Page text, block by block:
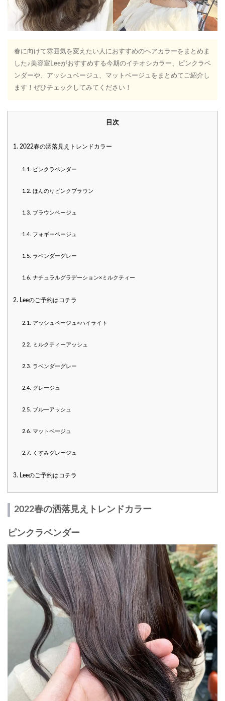
春に向けて雰囲気を変えたい人におすすめのヘアカラーをまとめま
した♪美容室Leeがおすすめする今期のイチオシカラー、ピンクラベ
ンダーや、アッシュベージュ、マットベージュをまとめてご紹介し
ます！ぜひチェックしてみてください！
目次
1. 2022春の洒落見えトレンドカラー
1.1. ピンクラベンダー
1.2. ほんのりピンクブラウン
1.3. ブラウンベージュ
1.4. フォギーベージュ
1.5. ラベンダーグレー
1.6. ナチュラルグラデーション×ミルクティー
2. Leeのご予約はコチラ
2.1. アッシュベージュ×ハイライト
2.2. ミルクティーアッシュ
2.3. ラベンダーグレー
2.4. グレージュ
2.5. ブルーアッシュ
2.6. マットベージュ
2.7. くすみグレージュ
3. Leeのご予約はコチラ
2022春の洒落見えトレンドカラー
ピンクラベンダー